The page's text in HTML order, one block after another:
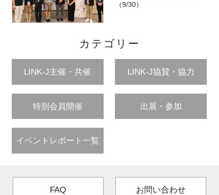
（9/30）
カテゴリー
LINK-J主催・共催 LINK-J協賛・協力
特別会員開催 出展・参加
イベントレポート一覧
FAQ お問い合わせ